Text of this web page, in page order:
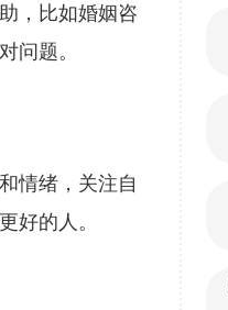
，比如婚姻咨
问题。
情绪，关注自
好的人。